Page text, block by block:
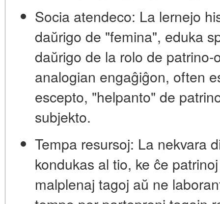
Socia atendeco: La lernejo
daŭrigo de "femina", eduka
daŭrigo de la rolo de
analogian engaĝiĝon, often
escepto, "helpanto" de
subjekto.
Tempa resursoj: La nekvara
kondukas al tio, ke ĉe
malplenaj tagoj aŭ ne